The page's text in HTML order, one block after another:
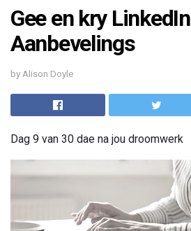
Gee en kry LinkedIn
Aanbevelings
by Alison Doyle
Dag 9 van 30 dae na jou droomwerk